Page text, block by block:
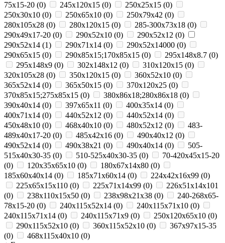
75x15-20 (0) 245x120x15 (0) 250x25x15 (0)
250x30x10 (0) 250x65x10 (0) 250х79х42 (0)
280x105x28 (0) 280x120x15 (0) 285-300x73x18 (0)
290x49x17-20 (0) 290x52x10 (0) 290x52x12 (0)
290x52x14 (1) 290x71x14 (0) 290х52х14000 (0)
290х65х15 (0) 290х85х15;170х85х15 (0) 295х148х8.7 (0)
295х148х9 (0) 302х148х12 (0) 310x120x15 (0)
320x105x28 (0) 350x120x15 (0) 360х52х10 (0)
365x52x14 (0) 365х50х15 (0) 370х120х25 (0)
370х85х15;275х85х15 (0) 380х86х18;280х86х18 (0)
390x40x14 (0) 397x65x11 (0) 400х35х14 (0)
400х71х14 (0) 440x52x12 (0) 440х52х14 (0)
450x48x10 (0) 468x40x10 (0) 480х52х12 (0)
483-
489x40x17-20 (0) 485х42х16 (0) 490x40x12 (0)
490x52x14 (0) 490х38х21 (0) 490х40х14 (0)
505-
515x40x30-35 (0) 510-525x40x30-35 (0)
70-420x45x15-20
(0) 120x35x65x10 (0) 180х67х14х80 (0)
185x60x40x14 (0) 185х71х60х14 (0) 224х42х16х99 (0)
225х65х15х110 (0) 225х71х14х99 (0)
226х51х14х101
(0) 238х110х15х50 (0) 238х98х21х38 (0)
240-268x65-
78x15-20 (0) 240x115x52x14 (0) 240x115x71x10 (0)
240x115x71x14 (0) 240x115x71x9 (0) 250x120x65x10 (0)
290x115x52x10 (0) 360x115x52x10 (0)
367x97x15-35
(0) 468x115x40x10 (0)